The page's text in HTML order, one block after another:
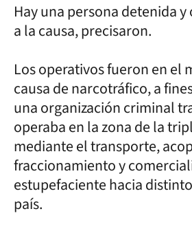
Hay una persona detenida
a la causa, precisaron.
Los operativos fueron en el
causa de narcotráfico, a
una organización criminal
operaba en la zona de la
mediante el transporte,
fraccionamiento y
estupefaciente hacia
país.